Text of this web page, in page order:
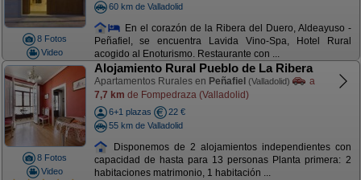
8 Fotos
Video
60 km de Valladolid
En el corazón de la Ribera del Duero, Aldeayuso -
Peñafiel, se encuentra Lavida Vino-Spa, Hotel Rural
acogido al Enoturismo. Restaurante con ...
8 Fotos
Video
Alojamiento Rural Pueblo de La Ribera
Apartamentos Rurales en Peñafiel (Valladolid)
a
7,7 km de Fompedraza (Valladolid)
6+1 plazas
22 €
55 km de Valladolid
Disponemos de 2 alojamientos independientes con
capacidad de hasta para 13 personas Planta primera: 2
habitaciones matrimonio, 1 habitación ...